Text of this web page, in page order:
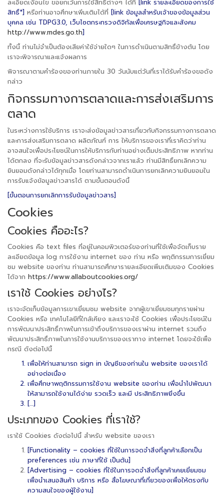
ละเอียดเงื่อนไข ขอยกเว้นการใช้สิทธิ์ต่างๆ ได้ที่ [link รายละเอียดของการใช้
สิทธิ์*] หรือท่านอาจศึกษาเพิ่มเติมได้ที่ [link ข้อมูลสำหรับเจ้าของข้อมูลส่วน
บุคคล เช่น TDPG3.0, เว็บไซตกระทรวงดิจิทัลเพื่อเศรษฐกิจและสังคม
http://www.mdes.go.th]
ทั้งนี้ ท่านไม่จำเป็นต้องเสียค่าใช้จ่ายใดๆ ในการดำเนินตามสิทธิ์ข้างต้น โดย
เราจะพิจารณาและแจ้งผลการ
พิจารณาตามคำร้องของท่านภายใน 30 วันนับแต่วันที่เราได้รับคำร้องขอดัง
กล่าว
กิจกรรมทางการตลาดและการส่งเสริมการ
ตลาด
ในระหว่างการใช้บริการ เราจะส่งข้อมูลข่าวสารเกี่ยวกับกิจกรรมทางการตลาด
และการส่งเสริมการตลาด ผลิตภัณฑ์ การ ให้บริการของเราที่เราคิดว่าท่าน
อาจสนใจเพื่อประโยชน์ในการให้บริการกับท่านอย่างเต็มประสิทธิภาพ หากท่าน
ได้ตกลง ที่จะรับข้อมูลข่าวสารดังกล่าวจากเราแล้ว ท่านมีสิทธิ์ยกเลิกความ
ยินยอมดังกล่าวได้ทุกเมื่อ โดยท่านสามารถดำเนินการยกเลิกความยินยอมใน
การรับแจ้งข้อมูลข่าวสารได้ ตามขั้นตอนดังนี้
[ขั้นตอนการยกเลิกการรับข้อมูลข่าวสาร]
Cookies
Cookies คืออะไร?
Cookies คือ text files ที่อยู่ในคอมพิวเตอร์ของท่านที่ใช้เพื่อจัดเก็บราย
ละเอียดข้อมูล log การใช้งาน internet ของ ท่าน หรือ พฤติกรรมการเยี่ยม
ชม website ของท่าน ท่านสามารถศึกษารายละเอียดเพิ่มเติมของ Cookies
ได้จาก https://www.allaboutcookies.org/
เราใช้ Cookies อย่างไร?
เราจะจัดเก็บข้อมูลการเขาเยี่ยมชม website จากผู้เขาเยี่ยมชมทุกรายผ่าน
Cookies หรือ เทคโนโลยีที่ใกล้เคียง และเราจะใช้ Cookies เพื่อประโยชน์ใน
การพัฒนาประสิทธิ์ภาพในการเข้าถึงบริการของเราผ่าน internet รวมถึง
พัฒนาประสิทธิ์ภาพในการใช้งานบริการของเราทาง internet โดยจะใช้เพื่อ
กรณี ดังต่อไปนี้
เพื่อให้ท่านสามารถ sign in บัญชีของท่านใน website ของเราได้
อย่างต่อเนื่อง
เพื่อศึกษาพฤติกรรมการใช้งาน website ของท่าน เพื่อนำไปพัฒนา
ให้สามารถใช้งานได้ง่าย รวดเร็ว และมี ประสิทธิภาพยิ่งขึ้น
[…]
ประเภทของ Cookies ที่เราใช้?
เราใช้ Cookies ดังต่อไปนี้ สำหรับ website ของเรา
[Functionality – cookies ที่ใช้ในการจดจำสิ่งที่ลูกค้าเลือกเป็น
preferences เช่น ภาษาที่ใช้ เป็นต้น]
[Advertising – cookies ที่ใช้ในการจดจำสิ่งที่ลูกค้าเคยเยี่ยมชม
เพื่อนำเสนอสินค้า บริการ หรือ สื่อโฆษณาที่เกี่ยวของเพื่อให้ตรงกับ
ความสนใจของผู้ใช้งาน]